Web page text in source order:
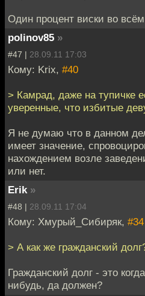
Один процент виски во
polinov85 »
#47 | 28.09.11 17:03
Кому: Krix, #40
> Камрад, даже на тупичке
уверенные, что избитые
Я не думаю что в данном
имеет значение,
нахождением возле
или нет.
Erik »
#48 | 28.09.11 17:04
Кому: Хмурый_Сибиряк, #34
> А как же гражданский
Гражданский долг - это
нибудь, да должен?